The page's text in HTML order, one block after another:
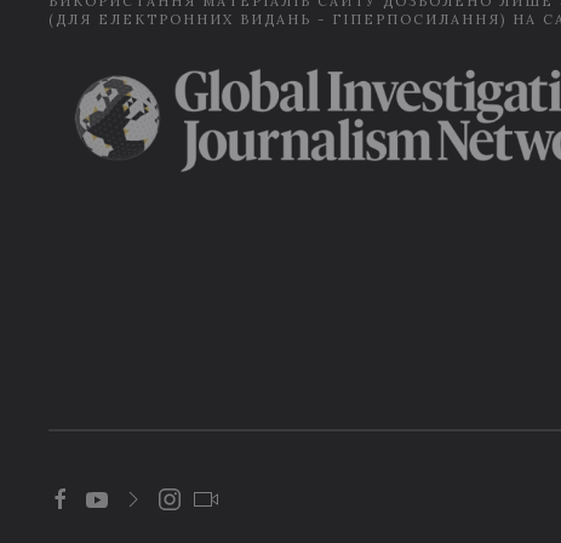
(ДЛЯ ЕЛЕКТРОННИХ ВИДАНЬ - ГІПЕРПОСИЛАННЯ) НА